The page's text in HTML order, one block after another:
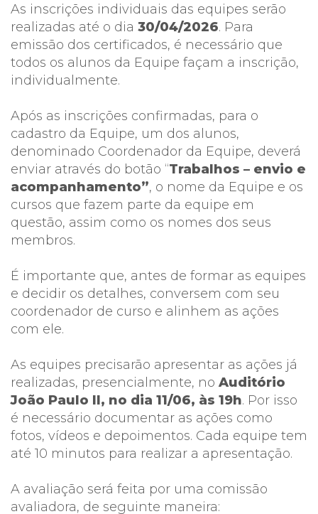
As inscrições individuais das equipes serão
realizadas até o dia 30/04/2026. Para
emissão dos certificados, é necessário que
todos os alunos da Equipe façam a inscrição,
individualmente.
Após as inscrições confirmadas, para o
cadastro da Equipe, um dos alunos,
denominado Coordenador da Equipe, deverá
enviar através do botão “Trabalhos – envio e
acompanhamento”, o nome da Equipe e os
cursos que fazem parte da equipe em
questão, assim como os nomes dos seus
membros.
É importante que, antes de formar as equipes
e decidir os detalhes, conversem com seu
coordenador de curso e alinhem as ações
com ele.
As equipes precisarão apresentar as ações já
realizadas, presencialmente, no Auditório
João Paulo II, no dia 11/06, às 19h. Por isso
é necessário documentar as ações como
fotos, vídeos e depoimentos. Cada equipe tem
até 10 minutos para realizar a apresentação.
A avaliação será feita por uma comissão
avaliadora, de seguinte maneira: